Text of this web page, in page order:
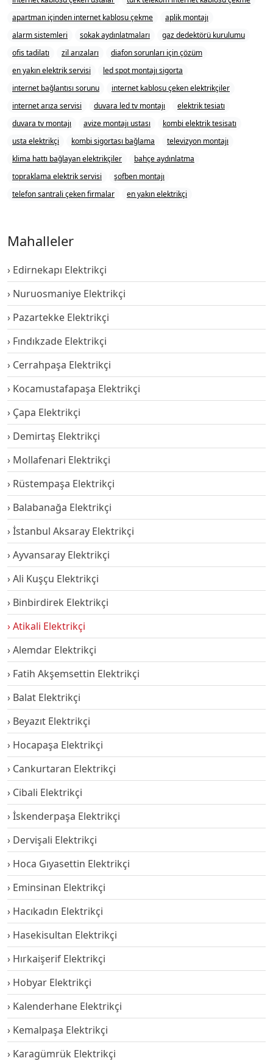
apartman içinden internet kablosu çekme
aplik montajı
alarm sistemleri
sokak aydınlatmaları
gaz dedektörü kurulumu
ofis tadilatı
zil arızaları
diafon sorunları için çözüm
en yakın elektrik servisi
led spot montajı sigorta
internet bağlantısı sorunu
internet kablosu çeken elektrikçiler
internet arıza servisi
duvara led tv montajı
elektrik tesiatı
duvara tv montajı
avize montajı ustası
kombi elektrik tesisatı
usta elektrikçi
kombi sigortası bağlama
televizyon montajı
klima hattı bağlayan elektrikçiler
bahçe aydınlatma
topraklama elektrik servisi
şofben montajı
telefon santrali çeken firmalar
en yakın elektrikçi
Mahalleler
Edirnekapı Elektrikçi
Nuruosmaniye Elektrikçi
Pazartekke Elektrikçi
Fındıkzade Elektrikçi
Cerrahpaşa Elektrikçi
Kocamustafapaşa Elektrikçi
Çapa Elektrikçi
Demirtaş Elektrikçi
Mollafenari Elektrikçi
Rüstempaşa Elektrikçi
Balabanağa Elektrikçi
İstanbul Aksaray Elektrikçi
Ayvansaray Elektrikçi
Ali Kuşçu Elektrikçi
Binbirdirek Elektrikçi
Atikali Elektrikçi
Alemdar Elektrikçi
Fatih Akşemsettin Elektrikçi
Balat Elektrikçi
Beyazıt Elektrikçi
Hocapaşa Elektrikçi
Cankurtaran Elektrikçi
Cibali Elektrikçi
İskenderpaşa Elektrikçi
Dervişali Elektrikçi
Hoca Gıyasettin Elektrikçi
Eminsinan Elektrikçi
Hacıkadın Elektrikçi
Hasekisultan Elektrikçi
Hırkaişerif Elektrikçi
Hobyar Elektrikçi
Kalenderhane Elektrikçi
Kemalpaşa Elektrikçi
Karagümrük Elektrikçi